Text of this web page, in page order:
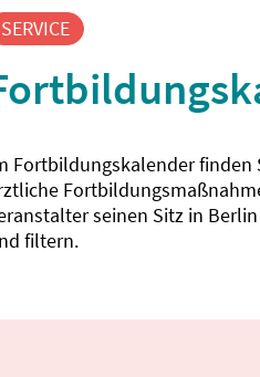
SERVICE
Fortbildungskalender finden
seinen Sitz in
filtern.